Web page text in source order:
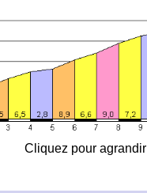
Cliquez pour agrandir